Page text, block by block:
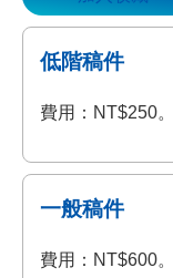
低階稿件
費用：NT$250
一般稿件
費用：NT$600